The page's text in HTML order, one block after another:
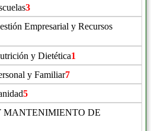
3
Empresarial y Recursos
y Dietética1
y Familiar7
5
MANTENIMIENTO DE